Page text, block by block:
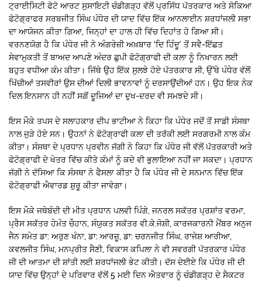
ਟ੍ਰਾਈਸਿਟੀ ਫੋਟੋ ਆਰਟ ਸੁਸਾਇਟੀ ਚੰਡੀਗੜ੍ਹ ਵੱਲੋਂ ਪ੍ਰਸਿੱਧ ਪੱਤਰਕਾਰ ਅਤੇ ਸੋਕਿਆ
ਫੋਟੋਗ੍ਰਾਫਰ ਸਰਬਜੀਤ ਸਿੰਘ ਪੰਧੇਰ ਦੀ ਯਾਦ ਵਿੱਚ ਇੱਕ ਆਨਲਾਈਨ ਸ਼ਰਧਾਂਜਲੀ ਸਭਾ
ਦਾ ਆਯੋਜਨ ਕੀਤਾ ਗਿਆ, ਜਿਨ੍ਹਾਂ ਦਾ ਹਾਲ ਹੀ ਵਿੱਚ ਦਿਹਾਂਤ ਹੋ ਗਿਆ ਸੀ।
ਵਰਨਣਯੋਗ ਹੈ ਕਿ ਪੰਧੇਰ ਜੀ ਨੇ ਅੰਗਰੇਜ਼ੀ ਅਖ਼ਬਾਰ ‘ਦਿ ਹਿੰਦੂ’ ਤੋਂ ਸਵੈ-ਇੱਛਤ
ਸੇਵਾਮੁਕਤੀ ਤੋਂ ਬਾਅਦ ਆਪਣੇ ਅੰਦਰ ਛੁਪੀ ਫੋਟੋਗ੍ਰਾਫੀ ਦੀ ਕਲਾ ਨੂੰ ਨਿਖਾਰਨ ਲਈ
ਬਹੁਤ ਵਧੀਆ ਕੰਮ ਕੀਤਾ। ਜਿੱਥੇ ਉਹ ਇੱਕ ਸੁਲਝੇ ਹੋਏ ਪੱਤਰਕਾਰ ਸੀ, ਉੱਥੇ ਪੰਧੇਰ ਵੱਲੋਂ
ਖਿੱਚੀਆਂ ਤਸਵੀਰਾਂ ਉਸ ਦੀਆਂ ਦਿਲੀ ਭਾਵਨਾਵਾਂ ਨੂੰ ਦਰਸਾਉਂਦੀਆਂ ਹਨ। ਉਹ ਇਕ ਨੇਕ
ਦਿਲ ਇਨਸਾਨ ਹੀ ਨਹੀਂ ਸਗੋਂ ਦੂਜਿਆਂ ਦਾ ਦੁਖ-ਦਰਦ ਵੀ ਸਮਝਦੇ ਸੀ।
ਇਸ ਮੌਕੇ ਤਪਸ ਦੇ ਸਲਾਹਕਾਰ ਦੀਪ ਭਾਟੀਆ ਨੇ ਕਿਹਾ ਕਿ ਪੰਧੇਰ ਜਦੋਂ ਤੋਂ ਸਾਡੀ ਸੰਸਥਾ
ਨਾਲ ਜੁੜੇ ਹੋਏ ਸਨ। ਉਹਨਾਂ ਨੇ ਫੋਟੋਗ੍ਰਾਫੀ ਕਲਾ ਦੀ ਤਰੱਕੀ ਲਈ ਸਰਗਰਮੀ ਨਾਲ ਕੰਮ
ਕੀਤਾ। ਸੰਸਥਾ ਦੇ ਪ੍ਰਧਾਨ ਪ੍ਰਵੀਨ ਜੱਗੀ ਨੇ ਕਿਹਾ ਕਿ ਪੰਧੇਰ ਜੀ ਵੱਲੋਂ ਪੱਤਰਕਾਰੀ ਅਤੇ
ਫੋਟੋਗ੍ਰਾਫੀ ਦੇ ਖੇਤਰ ਵਿੱਚ ਕੀਤੇ ਕੰਮਾਂ ਨੂੰ ਕਦੇ ਵੀ ਭੁਲਾਇਆ ਨਹੀਂ ਜਾ ਸਕਦਾ। ਪ੍ਰਧਾਨ
ਜੱਗੀ ਨੇ ਦੱਸਿਆ ਕਿ ਸੰਸਥਾ ਨੇ ਫੈਸਲਾ ਕੀਤਾ ਹੈ ਕਿ ਪੰਧੇਰ ਜੀ ਦੇ ਸਨਮਾਨ ਵਿੱਚ ਇੱਕ
ਫੋਟੋਗ੍ਰਾਫੀ ਐਵਾਰਡ ਸ਼ੁਰੂ ਕੀਤਾ ਜਾਵੇਗਾ।
ਇਸ ਮੌਕੇ ਜਥੇਬੰਦੀ ਦੀ ਮੀਤ ਪ੍ਰਧਾਨ ਪਲਵੀ ਪਿੰਗੇ, ਜਨਰਲ ਸਕੱਤਰ ਪ੍ਰਸ਼ਾਂਤ ਵਰਮਾ,
ਪ੍ਰੈਸ ਸਕੱਤਰ ਹੇਮੰਤ ਚੌਹਾਨ, ਸੰਯੁਕਤ ਸਕੱਤਰ ਵੀ.ਕੇ.ਜੋਸ਼ੀ, ਕਾਰਜਕਾਰਨੀ ਮੈਂਬਰ ਅਨੁਜ
ਜੈਨ ਸਮੇਤ ਡਾ: ਅਰੁਣ ਖੰਨਾ, ਡਾ: ਆਰਜ਼ੂ, ਡਾ: ਚਰਨਜੀਤ ਸਿੰਘ, ਰਾਜੇਸ਼ ਆਰੀਆ,
ਕਵਲਜੀਤ ਸਿੰਘ, ਮਨਪ੍ਰੀਤ ਸੈਣੀ, ਵਿਕਾਸ ਕਪਿਲਾ ਨੇ ਵੀ ਸਵਰਗੀ ਪੱਤਰਕਾਰ ਪੰਧੇਰ
ਜੀ ਦੀ ਆਤਮਾ ਦੀ ਸ਼ਾਂਤੀ ਲਈ ਸ਼ਰਧਾਂਜਲੀ ਭੇਟ ਕੀਤੀ। ਦੱਸ ਦੇਈਏ ਕਿ ਪੰਧੇਰ ਜੀ ਦੀ
ਯਾਦ ਵਿੱਚ ਉਨ੍ਹਾਂ ਦੇ ਪਰਿਵਾਰ ਵੱਲੋਂ 5 ਮਈ ਦਿਨ ਐਤਵਾਰ ਨੂੰ ਚੰਡੀਗੜ੍ਹ ਦੇ ਸੈਕਟਰ